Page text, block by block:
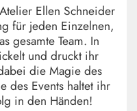
Ellen Schneider
für jeden Einzelnen,
gesamte Team. In
und druckt ihr
die Magie des
des Events haltet ihr
in den Händen!